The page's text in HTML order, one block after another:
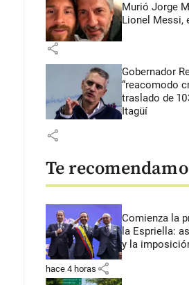
Murió Jorge
Lionel Messi,
share
Gobernador
“reacomodo
traslado de
Itagüí
share
Te
Comienza la
la Espriella:
y la
hace 4 horas share